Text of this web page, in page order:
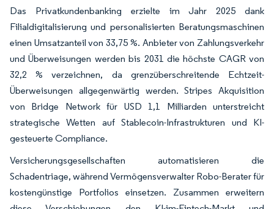
Das Privatkundenbanking erzielte im Jahr 2025 dank
Filialdigitalisierung und personalisierten Beratungsmaschinen
einen Umsatzanteil von 33,75 %. Anbieter von Zahlungsverkehr
und Überweisungen werden bis 2031 die höchste CAGR von
32,2 % verzeichnen, da grenzüberschreitende Echtzeit-
Überweisungen allgegenwärtig werden. Stripes Akquisition
von Bridge Network für USD 1,1 Milliarden unterstreicht
strategische Wetten auf Stablecoin-Infrastrukturen und KI-
gesteuerte Compliance.
Versicherungsgesellschaften automatisieren die
Schadentriage, während Vermögensverwalter Robo-Berater für
kostengünstige Portfolios einsetzen. Zusammen erweitern